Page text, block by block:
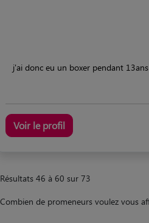
j'ai donc eu un boxer pendant
Voir le profil
Résultats 46 à 60 sur 73
Combien de promeneurs voulez vous